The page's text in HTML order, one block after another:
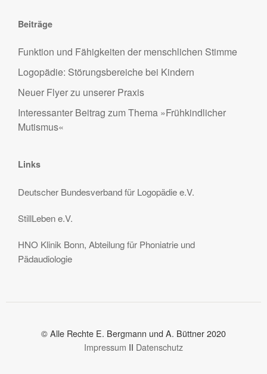
Beiträge
Funktion und Fähigkeiten der menschlichen Stimme
Logopädie: Störungsbereiche bei Kindern
Neuer Flyer zu unserer Praxis
Interessanter Beitrag zum Thema »Frühkindlicher
Mutismus«
Links
Deutscher Bundesverband für Logopädie e.V.
StillLeben e.V.
HNO Klinik Bonn, Abteilung für Phoniatrie und
Pädaudiologie
© Alle Rechte E. Bergmann und A. Büttner 2020
Impressum II Datenschutz